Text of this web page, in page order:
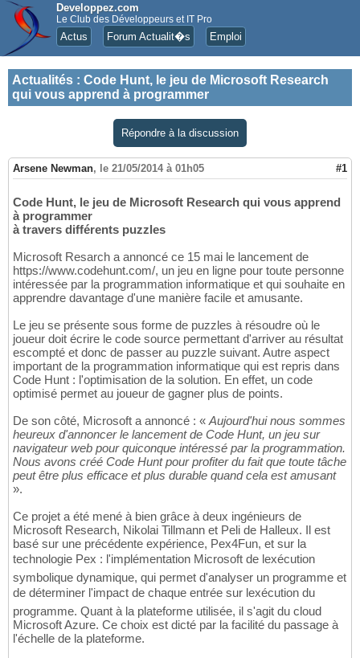
Developpez.com
Le Club des Développeurs et IT Pro
Actus Forum Actualit�s Emploi
Actualités : Code Hunt, le jeu de Microsoft Research
qui vous apprend à programmer
Répondre à la discussion
Arsene Newman, le 21/05/2014 à 01h05 #1
Code Hunt, le jeu de Microsoft Research qui vous apprend
à programmer
à travers différents puzzles
Microsoft Resarch a annoncé ce 15 mai le lancement de
https://www.codehunt.com/, un jeu en ligne pour toute personne
intéressée par la programmation informatique et qui souhaite en
apprendre davantage d'une manière facile et amusante.
Le jeu se présente sous forme de puzzles à résoudre où le
joueur doit écrire le code source permettant d'arriver au résultat
escompté et donc de passer au puzzle suivant. Autre aspect
important de la programmation informatique qui est repris dans
Code Hunt : l'optimisation de la solution. En effet, un code
optimisé permet au joueur de gagner plus de points.
De son côté, Microsoft a annoncé : « Aujourd'hui nous sommes
heureux d'annoncer le lancement de Code Hunt, un jeu sur
navigateur web pour quiconque intéressé par la programmation.
Nous avons créé Code Hunt pour profiter du fait que toute tâche
peut être plus efficace et plus durable quand cela est amusant
».
Ce projet a été mené à bien grâce à deux ingénieurs de
Microsoft Research, Nikolai Tillmann et Peli de Halleux. Il est
basé sur une précédente expérience, Pex4Fun, et sur la
technologie Pex : l'implémentation Microsoft de lexécution
symbolique dynamique, qui permet d'analyser un programme et
de déterminer l'impact de chaque entrée sur lexécution du
programme. Quant à la plateforme utilisée, il s'agit du cloud
Microsoft Azure. Ce choix est dicté par la facilité du passage à
l'échelle de la plateforme.